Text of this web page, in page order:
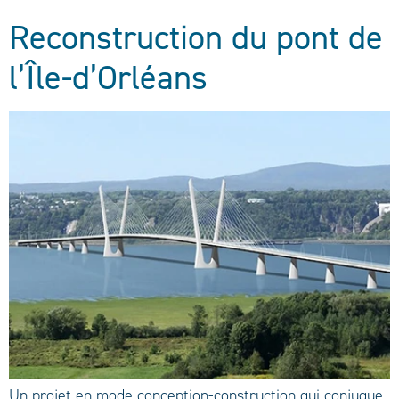
Reconstruction du pont de
l’Île-d’Orléans